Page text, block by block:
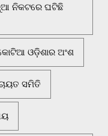
ନିକଟରେ ଘଟିଛି
ଓଡ଼ିଶାର ଅଂଶ
ସମିତି